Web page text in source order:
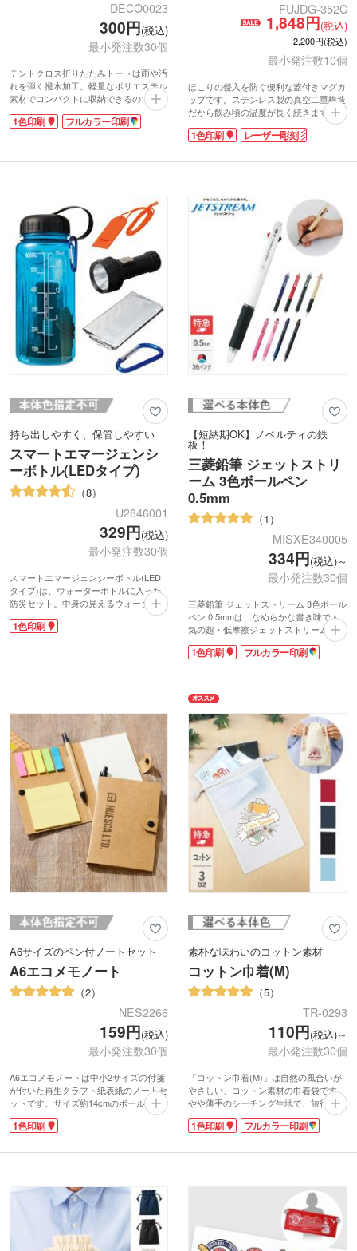
DECO0023
300円(税込)
最小発注数30個
テントクロス折りたたみトートは雨や汚
れを弾く撥水加工。軽量なポリエステル
素材でコンパクトに収納できるので持ち
歩きもラクラク。2Lペットボトルが縦に
余裕をもって入る大きさです。内ポケッ
ておけます。
カラーラインナップが魅力です。レジ袋
有料化でエコバッグは必需品。いくつあ
っても使えるので誰もがもらって嬉しい
ノベルティですね。
1色印刷 フルカラー印刷
FUJDG-352C
1,848円(税込)
2,200円(税込)
最小発注数10個
ほこりの侵入を防ぐ便利な蓋付きマグカ
ップです。ステンレス製の真空二重構造
だから飲み頃の温度が長く続きます。表
面はさらっとマットな質感。樹脂製の取
っ手付きで手に馴染み、使いやすさは抜
サーモス 真空断熱マグカップ
ントしたいと思っている人におすすめで
す。
1色印刷 レーザー彫刻
持ち出しやすく、保管しやすい
スマートエマージェンシ
ーボトル(LEDタイプ)
8
U2846001
329円(税込)
最小発注数30個
スマートエマージェンシーボトル(LED
タイプ)は、ウォーターボトルに入った
防災セット。中身の見えるウォーターボ
トルに、カラビナキーホルダー・ライ
ト・ストラッフ薄型ホイッスル・アルミ
います。災害時にも持ち出しやすく保管
<仕様変更について>
2022年11月出荷分より パッケージデ
ザイン変更、封入グッズ(ライト・カラ
ビナ)仕様変更
1色印刷
【短納期OK】ノベルティの鉄
板！
三菱鉛筆 ジェットストリ
ーム 3色ボールペン
0.5mm
1
MISXE340005
334円(税込)～
最小発注数30個
三菱鉛筆 ジェットストリーム 3色ボール
ペン 0.5mmは、なめらかな書き味で人
気の超・低摩擦ジェットストリームイン
ク搭載。黒・赤・青の3色を1本で使い分
けられる油性の多色ボールペンです。極
筆記にピッタリ。軸は樹脂製なので軽量
で携帯に便利です。9種類の本体色から
お好きなカラーをお選びください。
軸に学校名や企業ロゴの名入れができま
す。オープンキャンパスや企業展示会で
配布すれば、PR効果が高まりますよ。
ギフト感がアップするオリジナル化粧箱
に入れてのお届けも可能です。
1色印刷 フルカラー印刷
A6サイズのペン付ノートセット
A6エコメモノート
2
NES2266
159円(税込)
最小発注数30個
A6エコメモノートは中小2サイズの付箋
が付いた再生クラフト紙表紙のノートセ
ットです。サイズ約14cmのボールペン
付きで、これ一つでメモ書きが完了!無
地の再生紙メモも約50枚付いているの
いけばばっちりですね。
ルティは効果的な販促が期待できます
1色印刷
素朴な味わいのコットン素材
コットン巾着(M)
5
TR-0293
110円(税込)～
最小発注数30個
「コットン巾着(M)」は自然の風合いが
やさしい、コットン素材の巾着袋です。
やや薄手のシーチング生地で、旅行用の
化粧品や、小物をまとめるのにちょうど
よい大きさです。シンプルな巾着タイプ
1色印刷・フルカラーの印刷ができるの
やキャンペーンプレゼント用にショップ
の商品パッケージ・ギフト包装用にもお
すすめです。カラフルな5色からお選び
いただけ、小ロットでの注文も可能で
す。
1色印刷 フルカラー印刷